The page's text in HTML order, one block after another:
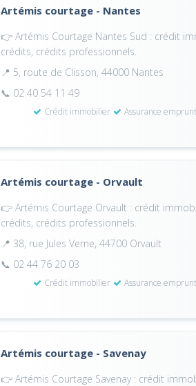
Artémis courtage - Nantes
👉 Artémis Courtage Nantes Sud : crédit
crédits, crédits professionnels.
📍 5, route de Clisson, 44000 Nantes
📞 02 40 54 11 49
Crédit immobilier Assurance
Artémis courtage - Orvault
👉 Artémis Courtage Orvault : crédit
crédits, crédits professionnels.
📍 38, rue Jules Verne, 44700 Orvault
📞 02 44 76 20 03
Crédit immobilier Assurance
Artémis courtage - Savenay
👉 Artémis Courtage Savenay : crédit